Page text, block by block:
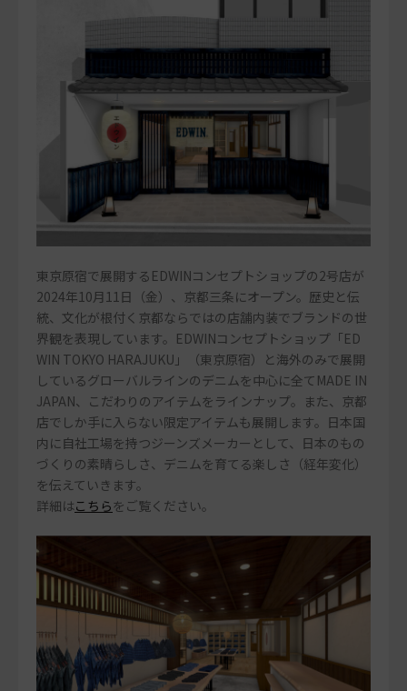
東京原宿で展開するEDWINコンセプトショップの2号店が
2024年10月11日（金）、京都三条にオープン。歴史と伝
統、文化が根付く京都ならではの店舗内装でブランドの世
界観を表現しています。EDWINコンセプトショップ「ED
WIN TOKYO HARAJUKU」（東京原宿）と海外のみで展開
しているグローバルラインのデニムを中心に全てMADE IN
JAPAN、こだわりのアイテムをラインナップ。また、京都
店でしか手に入らない限定アイテムも展開します。日本国
内に自社工場を持つジーンズメーカーとして、日本のもの
づくりの素晴らしさ、デニムを育てる楽しさ（経年変化）
を伝えていきます。
詳細はこちらをご覧ください。